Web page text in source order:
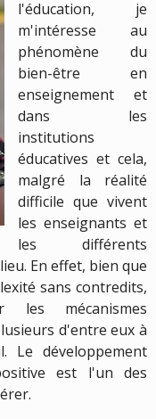
l'éducation, je
m'intéresse au
phénomène du
bien-être en
enseignement et
dans les
institutions
éducatives et cela,
malgré la réalité
difficile que vivent
les enseignants et
les différents
En effet, bien que
sans contredits,
les mécanismes
d'entre eux à
Le développement
est l'un des